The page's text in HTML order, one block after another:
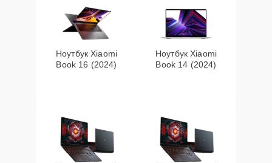
Ноутбук Xiaomi
Book 16 (2024)
Ноутбук Xiaomi
Book 14 (2024)